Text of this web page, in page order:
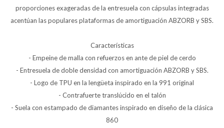
proporciones exageradas de la entresuela con cápsulas integradas
acentúan las populares plataformas de amortiguación ABZORB y SBS.
Características
- Empeine de malla con refuerzos en ante de piel de cerdo
- Entresuela de doble densidad con amortiguación ABZORB y SBS.
- Logo de TPU en la lengüeta inspirado en la 991 original
- Contrafuerte translúcido en el talón
- Suela con estampado de diamantes inspirado en diseño de la clásica
860